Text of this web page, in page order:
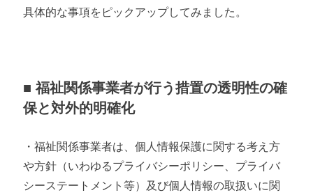
具体的な事項をピックアップしてみました。
■ 福祉関係事業者が行う措置の透明性の確
保と対外的明確化
・福祉関係事業者は、個人情報保護に関する考え方
や方針（いわゆるプライバシーポリシー、プライバ
シーステートメント等）及び個人情報の取扱いに関